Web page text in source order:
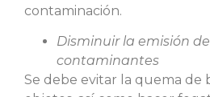
contaminación.
Disminuir la emisión
contaminantes
Se debe evitar la quema de